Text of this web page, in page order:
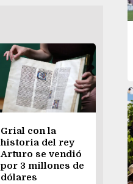
Grial con la
historia del rey
Arturo se vendió
por 3 millones de
dólares